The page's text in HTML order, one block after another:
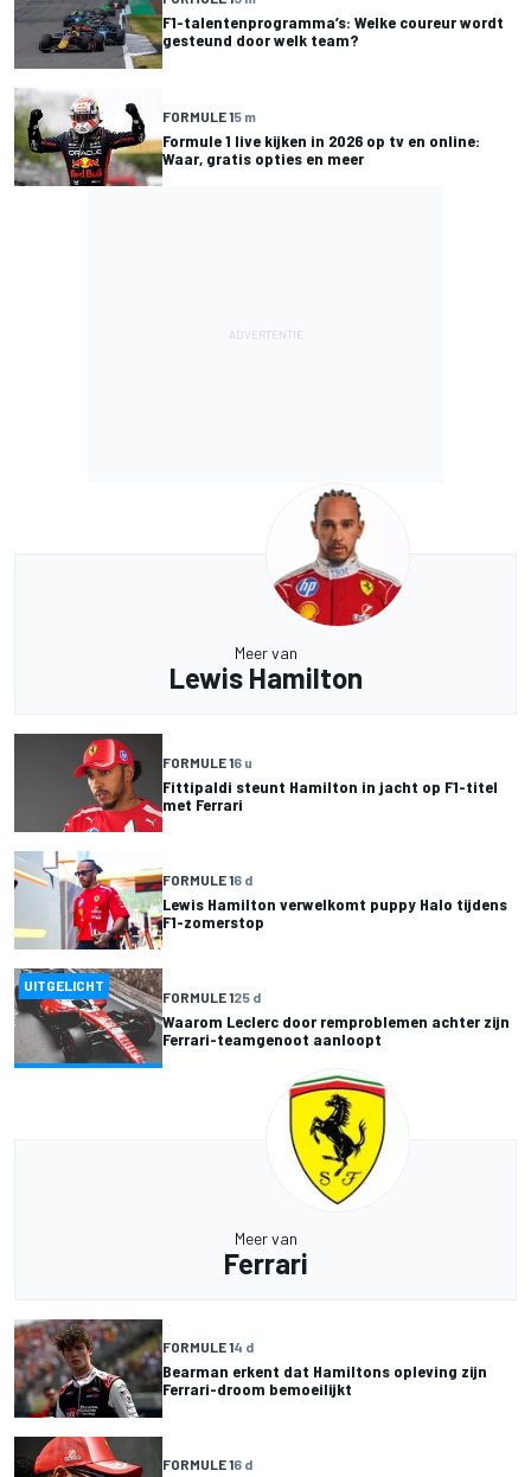
F1-talentenprogramma’s: Welke coureur wordt
gesteund door welk team?
FORMULE 15 m
Formule 1 live kijken in 2026 op tv en online:
Waar, gratis opties en meer
Meer van
Lewis Hamilton
FORMULE 16 u
Fittipaldi steunt Hamilton in jacht op F1-titel
met Ferrari
FORMULE 16 d
Lewis Hamilton verwelkomt puppy Halo tijdens
F1-zomerstop
UITGELICHT
FORMULE 125 d
Waarom Leclerc door remproblemen achter zijn
Ferrari-teamgenoot aanloopt
Meer van
Ferrari
FORMULE 14 d
Bearman erkent dat Hamiltons opleving zijn
Ferrari-droom bemoeilijkt
FORMULE 16 d